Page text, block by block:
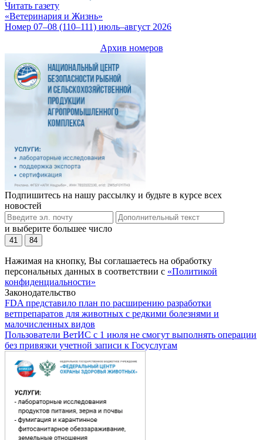
Читать газету
«Ветеринария и Жизнь»
Номер 07–08 (110–111) июль–август 2026
Архив номеров
Подпишитесь на нашу рассылку и будьте в курсе всех
новостей
и выберите большее число
41 84
Нажимая на кнопку, Вы соглашаетесь на обработку
персональных данных в соответствии с «Политикой
конфиденциальности»
Законодательство
FDA представило план по расширению разработки
ветпрепаратов для животных с редкими болезнями и
малочисленных видов
Пользователи ВетИС с 1 июля не смогут выполнять операции
без привязки учетной записи к Госуслугам